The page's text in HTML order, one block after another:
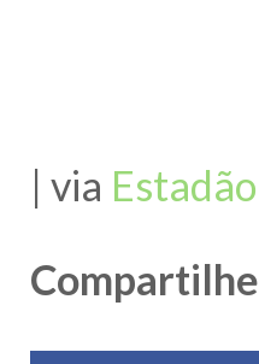
| via Estadão
Compartilhe